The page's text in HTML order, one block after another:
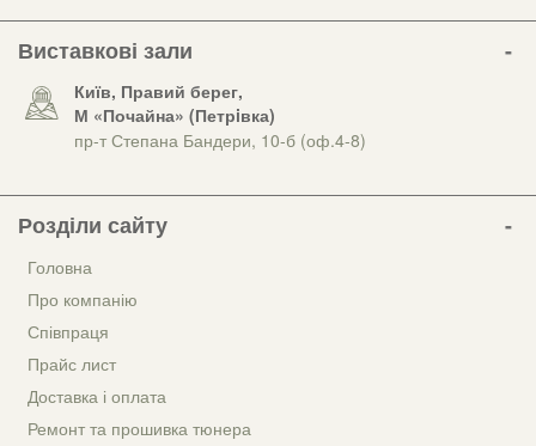
Виставкові зали
Київ, Правий берег,
М «Почайна» (Петрiвка)
пр-т Степана Бандери, 10-б (оф.4-8)
Розділи сайту
Головна
Про компанію
Співпраця
Прайс лист
Доставка і оплата
Ремонт та прошивка тюнера